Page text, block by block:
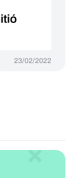
23/02/2022